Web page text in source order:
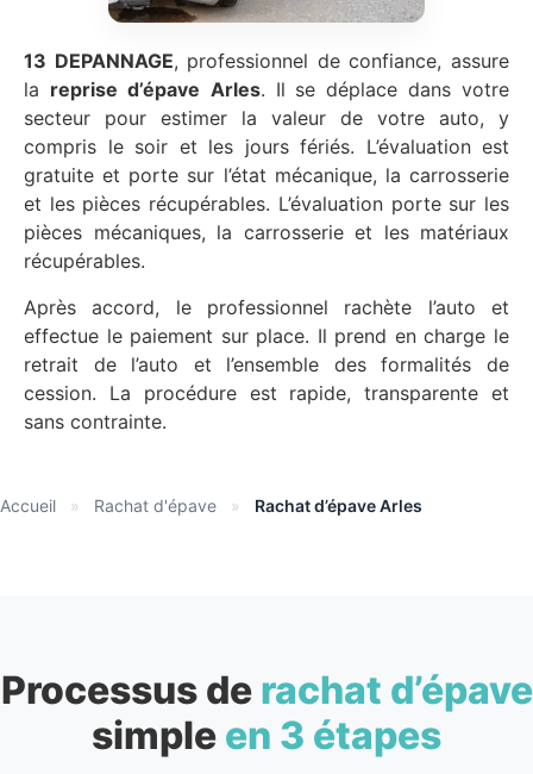
13 DEPANNAGE, professionnel de confiance, assure
la reprise d’épave Arles. Il se déplace dans votre
secteur pour estimer la valeur de votre auto, y
compris le soir et les jours fériés. L’évaluation est
gratuite et porte sur l’état mécanique, la carrosserie
et les pièces récupérables. L’évaluation porte sur les
pièces mécaniques, la carrosserie et les matériaux
récupérables.
Après accord, le professionnel rachète l’auto et
effectue le paiement sur place. Il prend en charge le
retrait de l’auto et l’ensemble des formalités de
cession. La procédure est rapide, transparente et
sans contrainte.
Accueil » Rachat d'épave » Rachat d’épave Arles
Processus de rachat d’épave
simple en 3 étapes